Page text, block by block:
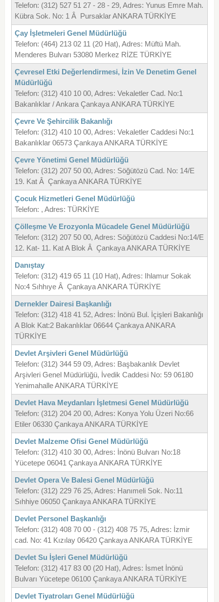
Telefon: (312) 527 51 27 - 28 - 29, Adres: Yunus Emre Mah.
Kübra Sok. No: 1 Â Pursaklar ANKARA TÜRKİYE
Çay İşletmeleri Genel Müdürlüğü
Telefon: (464) 213 02 11 (20 Hat), Adres: Müftü Mah.
Menderes Bulvarı 53080 Merkez RİZE TÜRKİYE
Çevresel Etki Değerlendirmesi, İzin Ve Denetim Genel
Müdürlüğü
Telefon: (312) 410 10 00, Adres: Vekaletler Cad. No:1
Bakanlıklar / Ankara Çankaya ANKARA TÜRKİYE
Çevre Ve Şehircilik Bakanlığı
Telefon: (312) 410 10 00, Adres: Vekaletler Caddesi No:1
Bakanlıklar 06573 Çankaya ANKARA TÜRKİYE
Çevre Yönetimi Genel Müdürlüğü
Telefon: (312) 207 50 00, Adres: Söğütözü Cad. No: 14/E
19. Kat Â Çankaya ANKARA TÜRKİYE
Çocuk Hizmetleri Genel Müdürlüğü
Telefon: , Adres: TÜRKİYE
Çölleşme Ve Erozyonla Mücadele Genel Müdürlüğü
Telefon: (312) 207 50 00, Adres: Söğütözü Caddesi No:14/E
12. Kat- 11. Kat A Blok Â Çankaya ANKARA TÜRKİYE
Danıştay
Telefon: (312) 419 65 11 (10 Hat), Adres: Ihlamur Sokak
No:4 Sıhhıye Â Çankaya ANKARA TÜRKİYE
Dernekler Dairesi Başkanlığı
Telefon: (312) 418 41 52, Adres: İnönü Bul. İçişleri Bakanlığı
A Blok Kat:2 Bakanlıklar 06644 Çankaya ANKARA
TÜRKİYE
Devlet Arşivleri Genel Müdürlüğü
Telefon: (312) 344 59 09, Adres: Başbakanlık Devlet
Arşivleri Genel Müdürlüğü, İvedik Caddesi No: 59 06180
Yenimahalle ANKARA TÜRKİYE
Devlet Hava Meydanları İşletmesi Genel Müdürlüğü
Telefon: (312) 204 20 00, Adres: Konya Yolu Üzeri No:66
Etiler 06330 Çankaya ANKARA TÜRKİYE
Devlet Malzeme Ofisi Genel Müdürlüğü
Telefon: (312) 410 30 00, Adres: İnönü Bulvarı No:18
Yücetepe 06041 Çankaya ANKARA TÜRKİYE
Devlet Opera Ve Balesi Genel Müdürlüğü
Telefon: (312) 229 76 25, Adres: Hanımeli Sok. No:11
Sıhhiye 06050 Çankaya ANKARA TÜRKİYE
Devlet Personel Başkanlığı
Telefon: (312) 408 70 00 - (312) 408 75 75, Adres: İzmir
cad. No: 41 Kızılay 06420 Çankaya ANKARA TÜRKİYE
Devlet Su İşleri Genel Müdürlüğü
Telefon: (312) 417 83 00 (20 Hat), Adres: İsmet İnönü
Bulvarı Yücetepe 06100 Çankaya ANKARA TÜRKİYE
Devlet Tiyatroları Genel Müdürlüğü